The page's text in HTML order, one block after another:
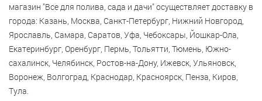
магазин "Все для полива, сада и дачи" осуществляет доставку в
города: Казань, Москва, Санкт-Петербург, Нижний Новгород,
Ярославль, Самара, Саратов, Уфа, Чебоксары, Йошкар-Ола,
Екатеринбург, Оренбург, Пермь, Тольятти, Тюмень, Южно-
сахалинск, Челябинск, Ростов-на-Дону, Ижевск, Ульяновск,
Воронеж, Волгоград, Краснодар, Красноярск, Пенза, Киров,
Тула.